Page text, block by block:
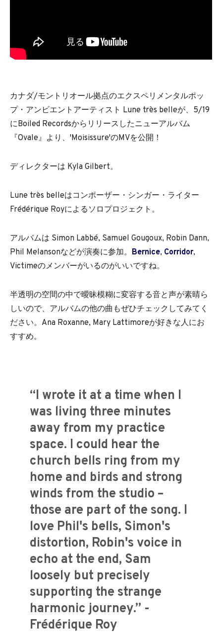
カナダ/モントリオール拠点のエクスペリメンタルポッ
プ・アンビエントアーティスト Lune très belleが、5/19
にBoiled Recordsからリリースしたニューアルバム
『Ovale』より、'Moisissure'のMVを公開！
ディレクターは Kyla Gilbert。
Lune très belleはコンポーザー・シンガー・ライター
Frédérique Royによるソロプロジェクト。
アルバムは Simon Labbé, Samuel Gougoux, Robin Dann,
Phil Melansonなどが演奏に参加。 Bernice, Corridor,
Victimeのメンバーがいるのがいいですね。
半透明の空間の中で曖昧模糊に変容する音と声が素晴ら
しいので、アルバムの他の曲もぜひチェックしてみてく
ださい。Ana Roxanne, Mary Lattimoreが好きな人にお
すすめ。
“I wrote it at a time when I
was living three minutes
away from my practice
space. I could hear the
church bells ring from my
home and birds and strong
winds from the studio –
those are part of the song. I
love Phil's bells, Simon's
distortion, Robin's voice in
echo at the end, Sam
loosely but precisely
supporting the strange
harmonic journey.” -
Frédérique Roy